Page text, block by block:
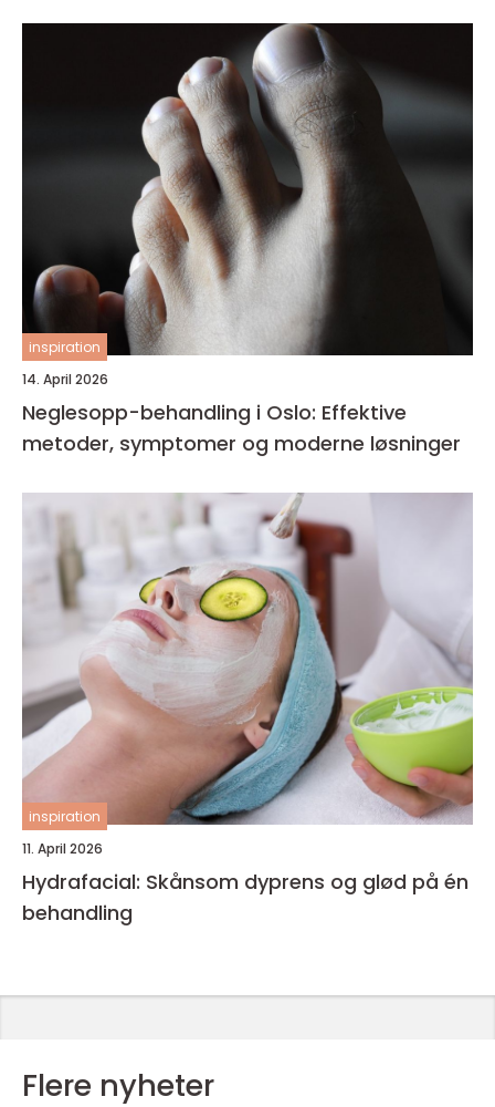
inspiration
14. April 2026
Neglesopp-behandling i Oslo: Effektive
metoder, symptomer og moderne løsninger
inspiration
11. April 2026
Hydrafacial: Skånsom dyprens og glød på én
behandling
Flere nyheter